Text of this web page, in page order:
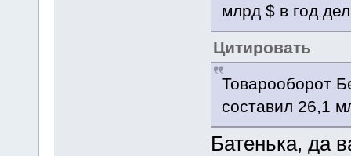
млрд $ в год
Цитировать
Товарооборот
составил 26,1
Батенька, да